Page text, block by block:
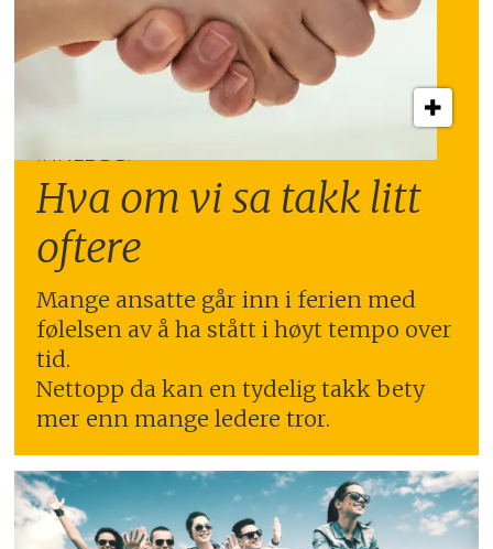
INNLEGG:
Hva om vi sa takk litt
oftere
Mange ansatte går inn i ferien med
følelsen av å ha stått i høyt tempo over
tid.
Nettopp da kan en tydelig takk bety
mer enn mange ledere tror.